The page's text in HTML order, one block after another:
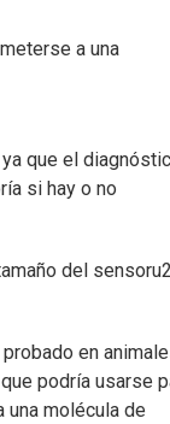
a una
que el
si hay o no
del
en
podría usarse
molécula de